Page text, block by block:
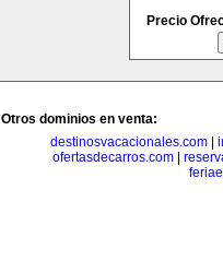
Precio
Otros dominios en venta:
destinosvacacionales.com|
ofertasdecarros.com|